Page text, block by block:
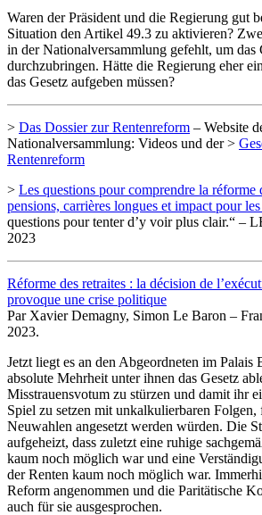
Waren der Präsident und die Regierung gut
Situation den Artikel 49.3 zu aktivieren?
in der Nationalversammlung gefehlt, um das
durchzubringen. Hätte die Regierung eher
das Gesetz aufgeben müssen?
> Das Dossier zur Rentenreform – Website
Nationalversammlung: Videos und der >
Rentenreform
> Les questions pour comprendre la réforme
pensions, carrières longues et impact pour
questions pour tenter d’y voir plus clair.“ –
2023
Réforme des retraites : la décision de
provoque une crise politique
Par Xavier Demagny, Simon Le Baron –
2023.
Jetzt liegt es an den Abgeordneten im Palais
absolute Mehrheit unter ihnen das Gesetz
Misstrauensvotum zu stürzen und damit ihr
Spiel zu setzen mit unkalkulierbaren Folgen,
Neuwahlen angesetzt werden würden. Die
aufgeheizt, dass zuletzt eine ruhige
kaum noch möglich war und eine
der Renten kaum noch möglich war.
Reform angenommen und die Paritätische
auch für sie ausgesprochen.